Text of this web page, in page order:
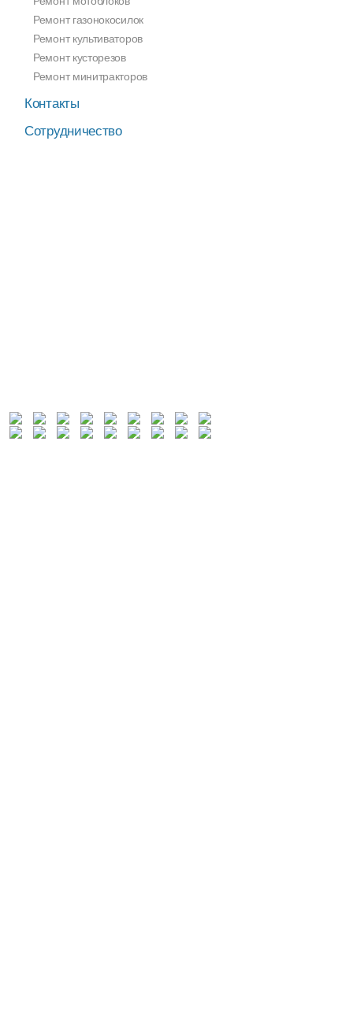
Ремонт газонокосилок
Ремонт культиваторов
Ремонт кусторезов
Ремонт минитракторов
Контакты
Сотрудничество